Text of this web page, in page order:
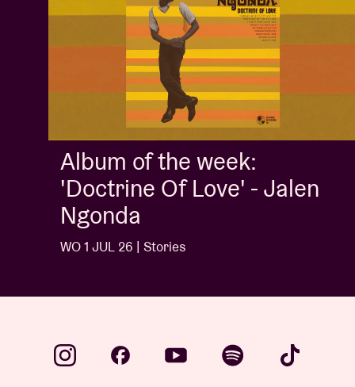
Album of the week:
'Doctrine Of Love' - Jalen
Ngonda
WO 1 JUL 26 | Stories